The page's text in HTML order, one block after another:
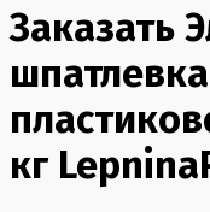
Заказать
кг